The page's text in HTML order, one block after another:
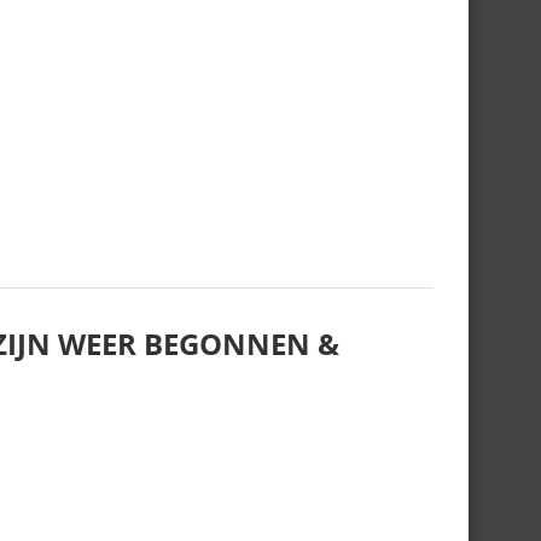
WEER BEGONNEN &